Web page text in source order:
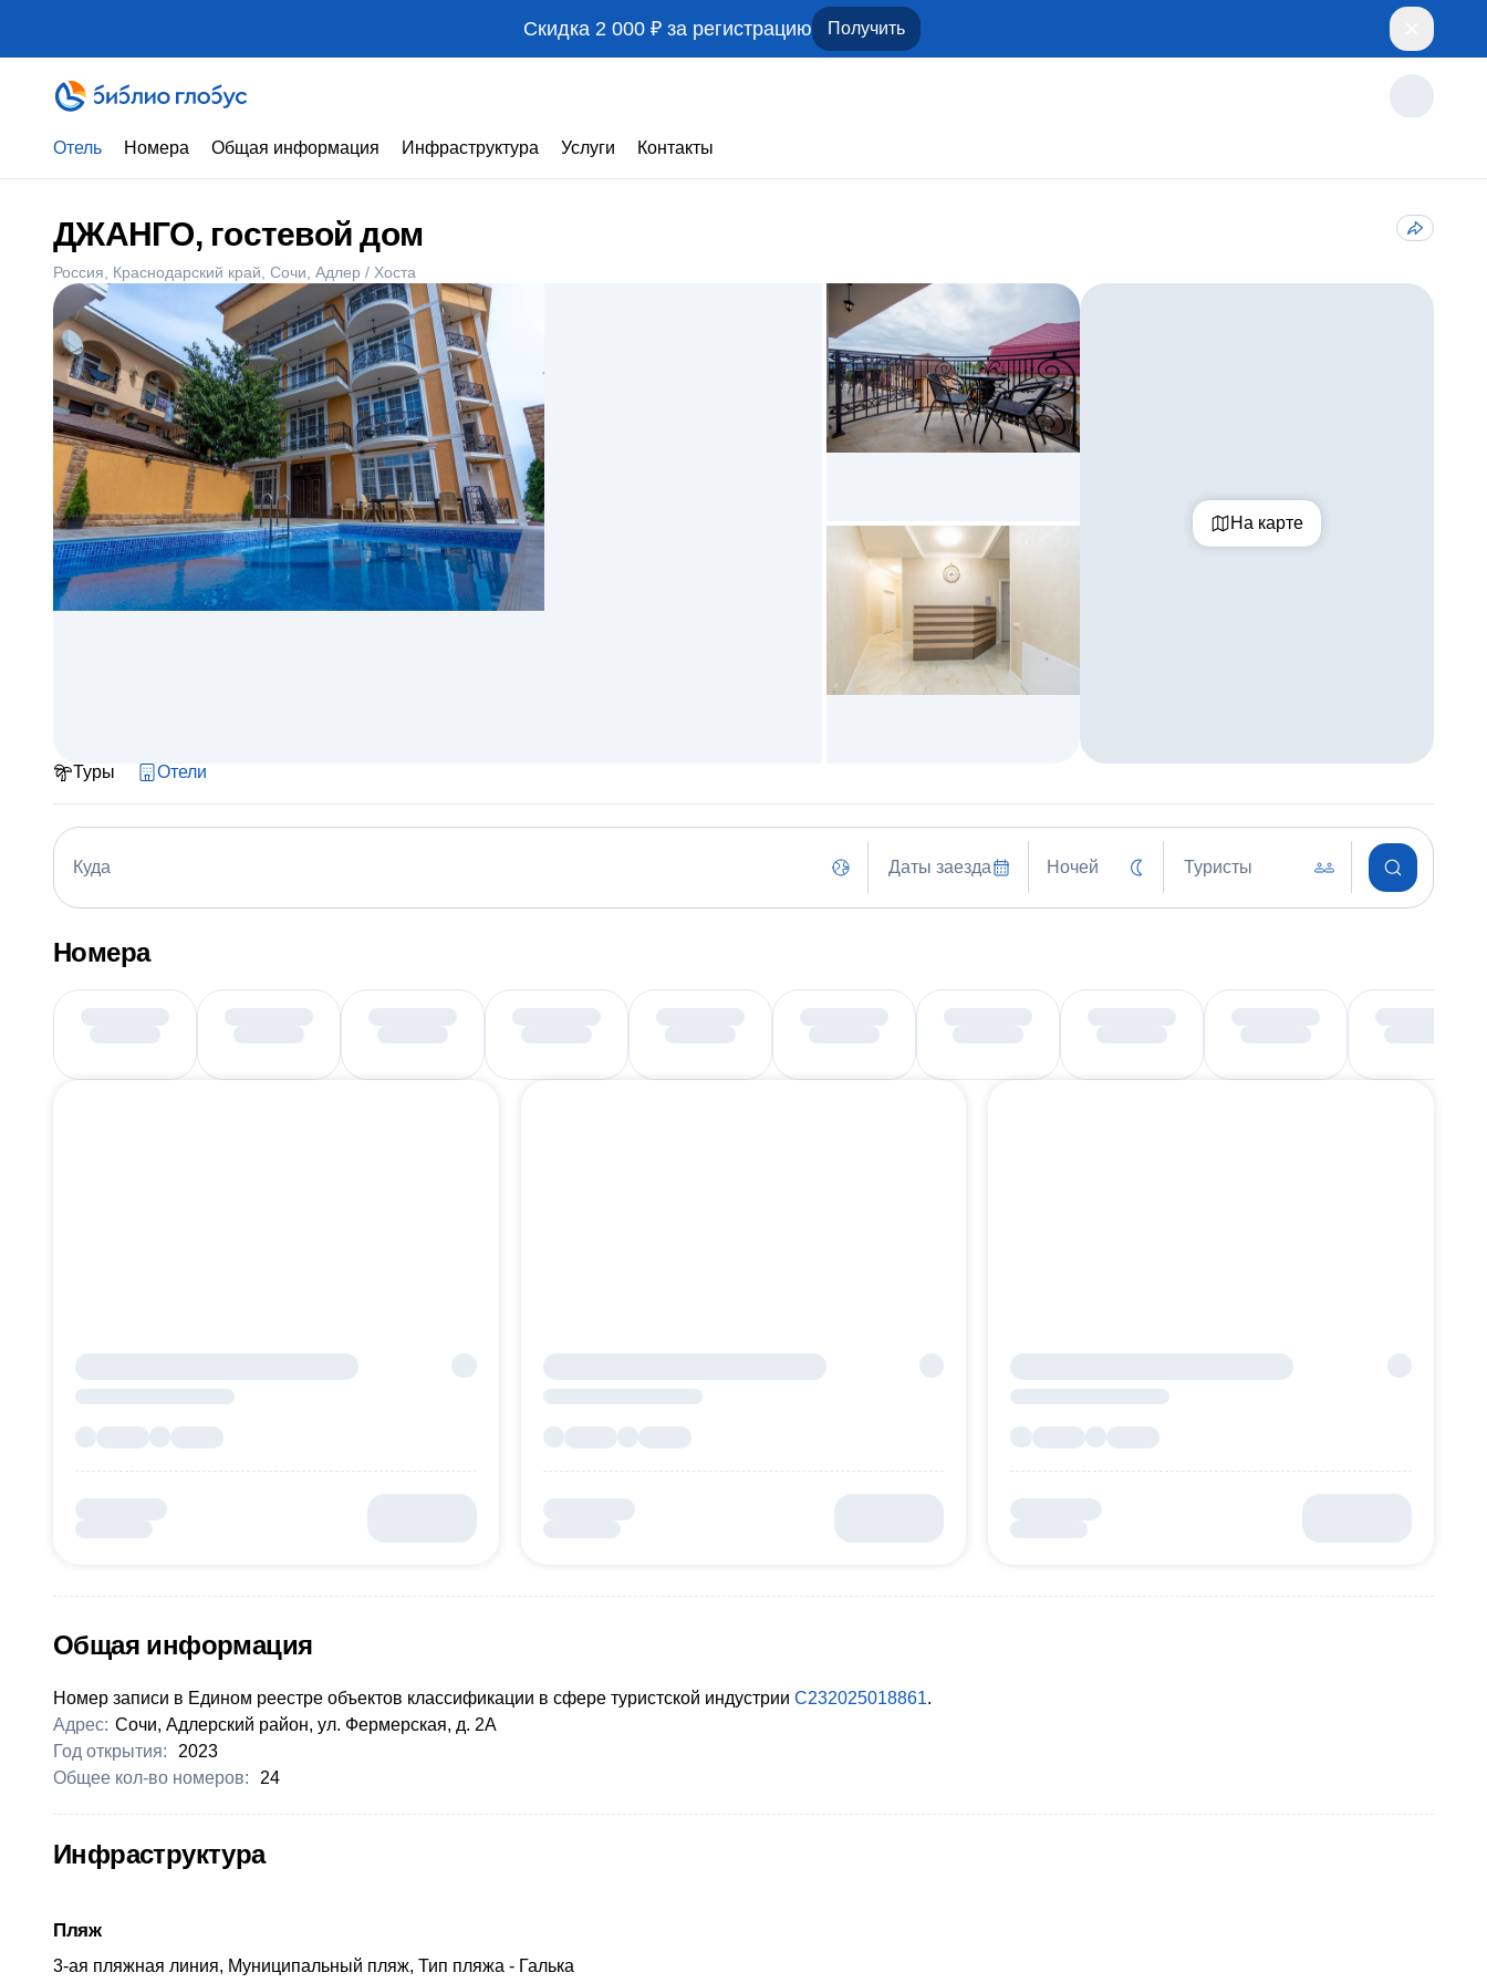
Скидка 2 000 ₽ за регистрацию Получить
Отель Номера Общая информация Инфраструктура Услуги Контакты
ДЖАНГО, гостевой дом
Россия Краснодарский край Сочи Адлер / Хоста
На карте
Туры Отели
Куда Даты заезда Ночей Туристы
Номера
Общая информация
Номер записи в Едином реестре объектов классификации в сфере туристской индустрии С232025018861.
Адрес: Сочи, Адлерский район, ул. Фермерская, д. 2А
Год открытия:
2023
Общее кол-во номеров:
24
Инфраструктура
Пляж
3-ая пляжная линия, Муниципальный пляж, Тип пляжа - Галька